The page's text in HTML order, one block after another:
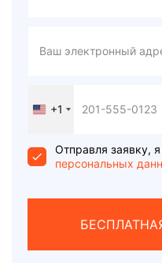
United
+1
+1
Отправля заявку,
персональных